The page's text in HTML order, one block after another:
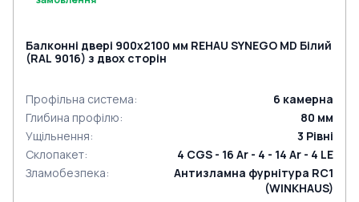
Балконні двері 900x2100 мм REHAU SYNEGO MD Білий
(RAL 9016) з двох сторін
Профільна система: 6 камерна
Глибина профілю: 80 мм
Ущільнення: 3 Рівні
Склопакет:
4 CGS - 16 Ar - 4 - 14 Ar - 4 LE
Зламобезпека:
Антизламна фурнітура RC1
(WINKHAUS)